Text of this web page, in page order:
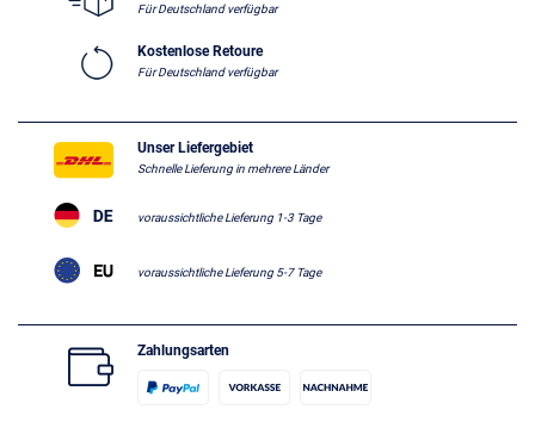
Für Deutschland verfügbar
Kostenlose Retoure
Für Deutschland verfügbar
Unser Liefergebiet
Schnelle Lieferung in mehrere Länder
voraussichtliche Lieferung 1-3 Tage
voraussichtliche Lieferung 5-7 Tage
Zahlungsarten